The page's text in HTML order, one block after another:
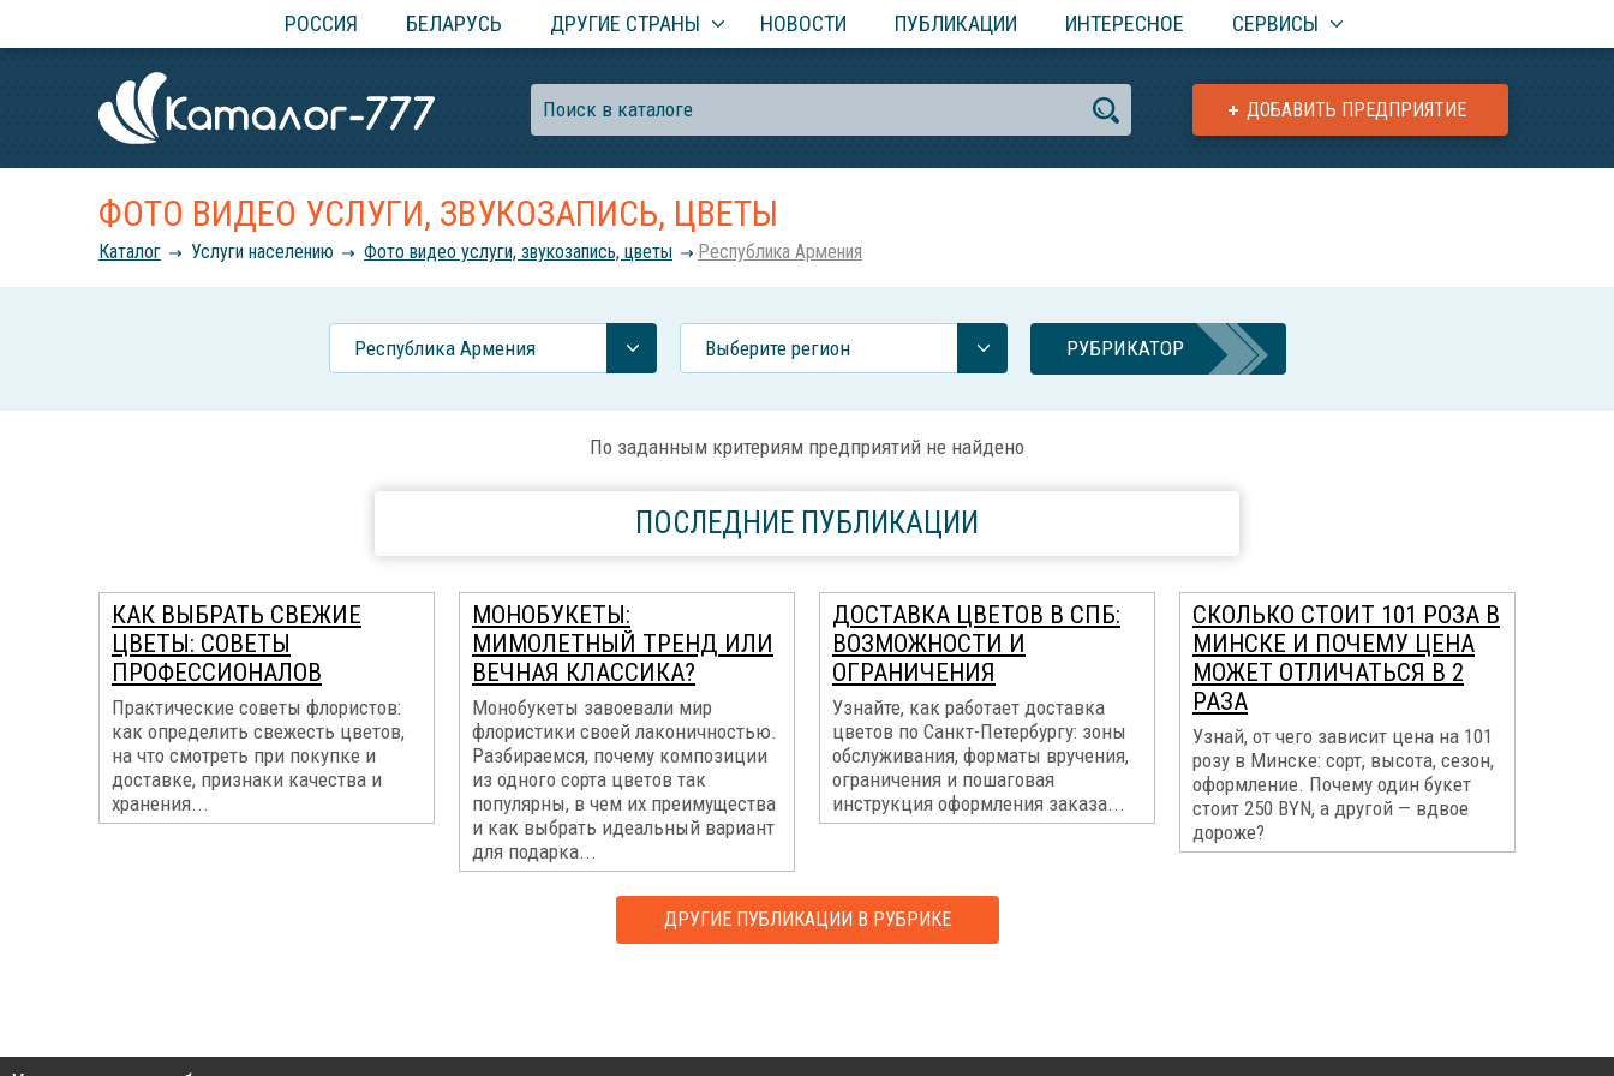
РОССИЯ БЕЛАРУСЬ ДРУГИЕ СТРАНЫ НОВОСТИ ПУБЛИКАЦИИ ИНТЕРЕСНОЕ СЕРВИСЫ
ДОБАВИТЬ ПРЕДПРИЯТИЕ
ФОТО ВИДЕО УСЛУГИ, ЗВУКОЗАПИСЬ, ЦВЕТЫ
Каталог Услуги населению Фото видео услуги, звукозапись, цветы Республика Армения
Республика Армения Выберите регион РУБРИКАТОР
По заданным критериям предприятий не найдено
ПОСЛЕДНИЕ ПУБЛИКАЦИИ
КАК ВЫБРАТЬ СВЕЖИЕ
ЦВЕТЫ: СОВЕТЫ
ПРОФЕССИОНАЛОВ
Практические советы флористов:
как определить свежесть цветов,
на что смотреть при покупке и
доставке, признаки качества и
хранения...
МОНОБУКЕТЫ:
МИМОЛЕТНЫЙ ТРЕНД ИЛИ
ВЕЧНАЯ КЛАССИКА?
Монобукеты завоевали мир
флористики своей лаконичностью.
Разбираемся, почему композиции
из одного сорта цветов так
популярны, в чем их преимущества
и как выбрать идеальный вариант
для подарка...
ДОСТАВКА ЦВЕТОВ В СПБ:
ВОЗМОЖНОСТИ И
ОГРАНИЧЕНИЯ
Узнайте, как работает доставка
цветов по Санкт-Петербургу: зоны
обслуживания, форматы вручения,
ограничения и пошаговая
инструкция оформления заказа...
СКОЛЬКО СТОИТ 101 РОЗА В
МИНСКЕ И ПОЧЕМУ ЦЕНА
МОЖЕТ ОТЛИЧАТЬСЯ В 2
РАЗА
Узнай, от чего зависит цена на 101
розу в Минске: сорт, высота, сезон,
оформление. Почему один букет
стоит 250 BYN, а другой — вдвое
дороже?
ДРУГИЕ ПУБЛИКАЦИИ В РУБРИКЕ